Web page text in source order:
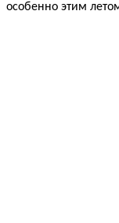
особенно этим